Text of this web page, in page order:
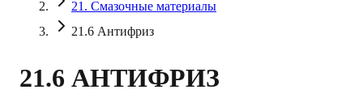
21. Смазочные материалы
21.6 Антифриз
21.6 АНТИФРИЗ